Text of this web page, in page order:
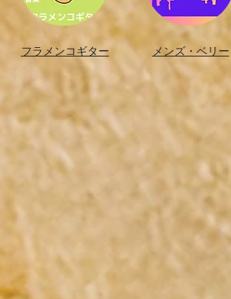
フラメンコギター​ メンズ・ベリー